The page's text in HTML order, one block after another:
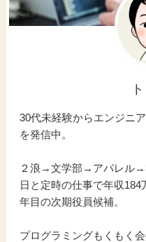
30代未経験からエンジニ
を発信中。
２浪→文学部→アパレル
日と定時の仕事で年収184
年目の次期役員候補。
プログラミングもくもく